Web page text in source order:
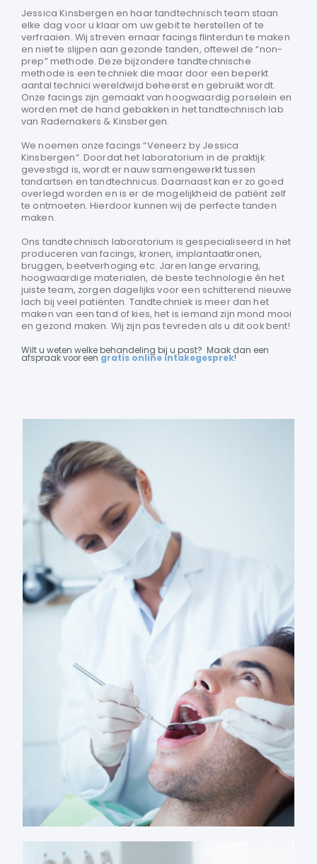
Jessica Kinsbergen en haar tandtechnisch team staan
elke dag voor u klaar om uw gebit te herstellen of te
verfraaien. Wij streven ernaar facings flinterdun te maken
en niet te slijpen aan gezonde tanden, oftewel de “non-
prep” methode. Deze bijzondere tandtechnische
methode is een techniek die maar door een beperkt
aantal technici wereldwijd beheerst en gebruikt wordt.
Onze facings zijn gemaakt van hoogwaardig porselein en
worden met de hand gebakken in het tandtechnisch lab
van Rademakers & Kinsbergen.
We noemen onze facings “Veneerz by Jessica
Kinsbergen”. Doordat het laboratorium in de praktijk
gevestigd is, wordt er nauw samengewerkt tussen
tandartsen en tandtechnicus. Daarnaast kan er zo goed
overlegd worden en is er de mogelijkheid de patiënt zelf
te ontmoeten. Hierdoor kunnen wij de perfecte tanden
maken.
Ons tandtechnisch laboratorium is gespecialiseerd in het
produceren van facings, kronen, implantaatkronen,
bruggen, beetverhoging etc. Jaren lange ervaring,
hoogwaardige materialen, de beste technologie én het
juiste team, zorgen dagelijks voor een schitterend nieuwe
lach bij veel patiënten. Tandtechniek is meer dan het
maken van een tand of kies, het is iemand zijn mond mooi
en gezond maken. Wij zijn pas tevreden als u dit ook bent!
Wilt u weten welke behandeling bij u past? Maak dan een
afspraak voor een gratis online intakegesprek!